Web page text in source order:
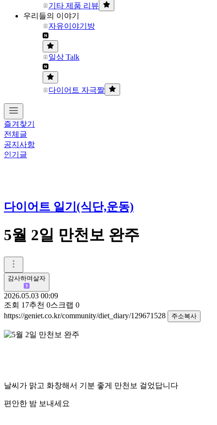
기타 제품 리뷰
우리들의 이야기
자유이야기방
일상 Talk
다이어트 자극짤
즐겨찾기
전체글
공지사항
인기글
다이어트 일기(식단,운동)
5월 2일 만천보 완주
감사하며살자
2026.05.03 00:09
조회 17추천 0스크랩 0
https://geniet.co.kr/community/diet_diary/129671528
주소복사
날씨가 맑고 화창해서 기분 좋게 만천보 걸었답니다
편안한 밤 보내세요